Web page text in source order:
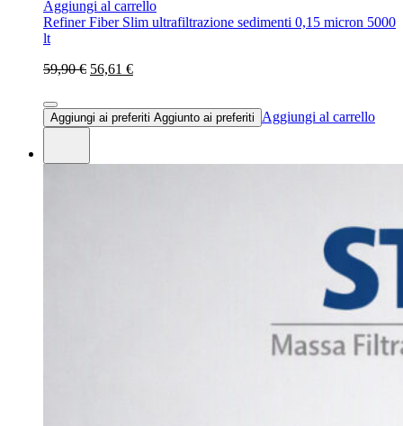
Aggiungi al carrello
Refiner Fiber Slim ultrafiltrazione sedimenti 0,15 micron 5000
lt
59,90 € 56,61 €
Aggiungi ai preferiti Aggiunto ai preferiti Aggiungi al carrello